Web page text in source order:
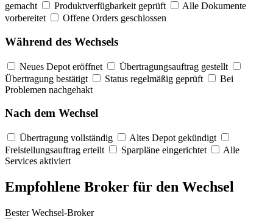
gemacht
Produktverfügbarkeit geprüft
Alle Dokumente
vorbereitet
Offene Orders geschlossen
Während des Wechsels
Neues Depot eröffnet
Übertragungsauftrag gestellt
Übertragung bestätigt
Status regelmäßig geprüft
Bei
Problemen nachgehakt
Nach dem Wechsel
Übertragung vollständig
Altes Depot gekündigt
Freistellungsauftrag erteilt
Sparpläne eingerichtet
Alle
Services aktiviert
Empfohlene Broker für den Wechsel
Bester Wechsel-Broker